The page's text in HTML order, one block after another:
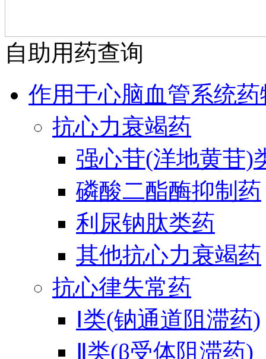
自助用药查询
作用于心脑血管系统药
抗心力衰竭药
强心苷(洋地黄苷)
磷酸二酯酶抑制药
利尿钠肽类药
其他抗心力衰竭药
抗心律失常药
Ⅰ类(钠通道阻滞药)
Ⅱ类(β受体阻滞药)